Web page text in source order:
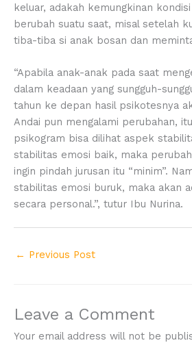
keluar, adakah kemungkinan
berubah suatu saat, misal setelah
tiba-tiba si anak bosan dan
“Apabila anak-anak pada saat
dalam keadaan yang sungguh-
tahun ke depan hasil psikotesnya
Andai pun mengalami perubahan,
psikogram bisa dilihat aspek
stabilitas emosi baik, maka
ingin pindah jurusan itu “minim”.
stabilitas emosi buruk, maka akan
secara personal.”, tutur Ibu Nurina.
← Previous Post
Leave a Comment
Your email address will not be